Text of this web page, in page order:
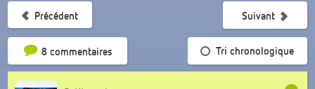
Précédent
8 commentairesTri par popularité Tri chronologique
Suivant